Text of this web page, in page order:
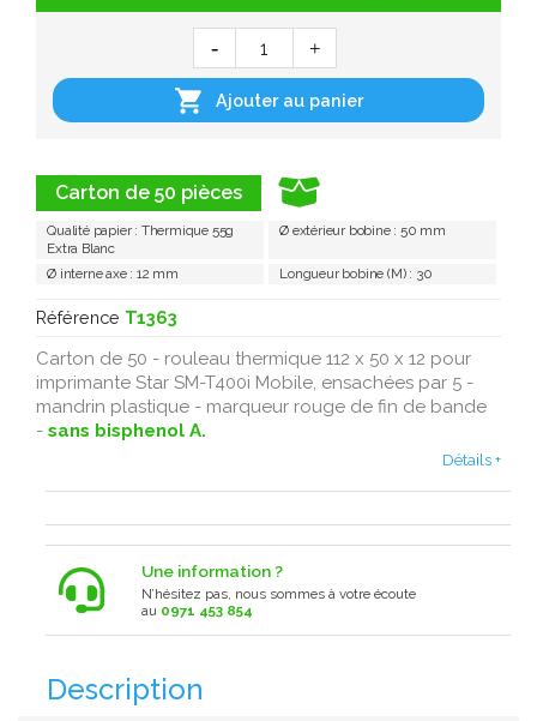
Carton de 50 pièces
Qualité papier : Thermique 55g
Extra Blanc
Ø extérieur bobine : 50 mm
Ø interne axe : 12 mm Longueur bobine (M) : 30
Référence T1363
Carton de 50 - rouleau thermique 112 x 50 x 12 pour
imprimante Star SM-T400i Mobile, ensachées par 5 -
mandrin plastique - marqueur rouge de fin de bande
- sans bisphenol A.
Détails +
Une information ?
N’hésitez pas, nous sommes à votre écoute
au 0971 453 854
 Ajouter au panier
Description